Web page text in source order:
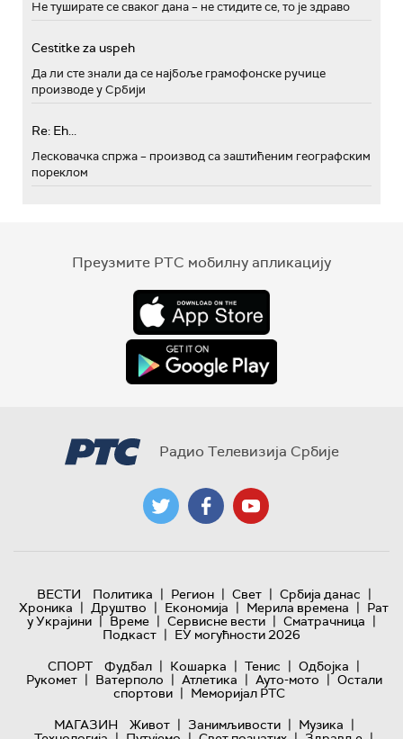
Не туширате се сваког дана – не стидите се, то је здраво
Cestitke za uspeh
Да ли сте знали да се најбоље грамофонске ручице
производе у Србији
Re: Eh...
Лесковачка спржа – производ са заштићеним географским
пореклом
Преузмите РТС мобилну апликацију
Радио Телевизија Србије
ВЕСТИ Политика | Регион | Свет | Србија данас |
Хроника | Друштво | Економија | Мерила времена | Рат
у Украјини | Време | Сервисне вести | Сматрачница |
Подкаст | ЕУ могућности 2026
СПОРТ
Фудбал | Кошарка | Тенис | Одбојка |
Рукомет | Ватерполо | Атлетика | Ауто-мото | Остали
спортови | Меморијал РТС
МАГАЗИН
Живот | Занимљивости | Музика |